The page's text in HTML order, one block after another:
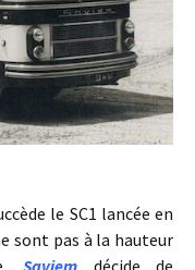
le SC1 lancée en
sont pas à la hauteur